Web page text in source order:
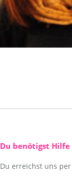
Du benötigst Hilfe
Du erreichst uns